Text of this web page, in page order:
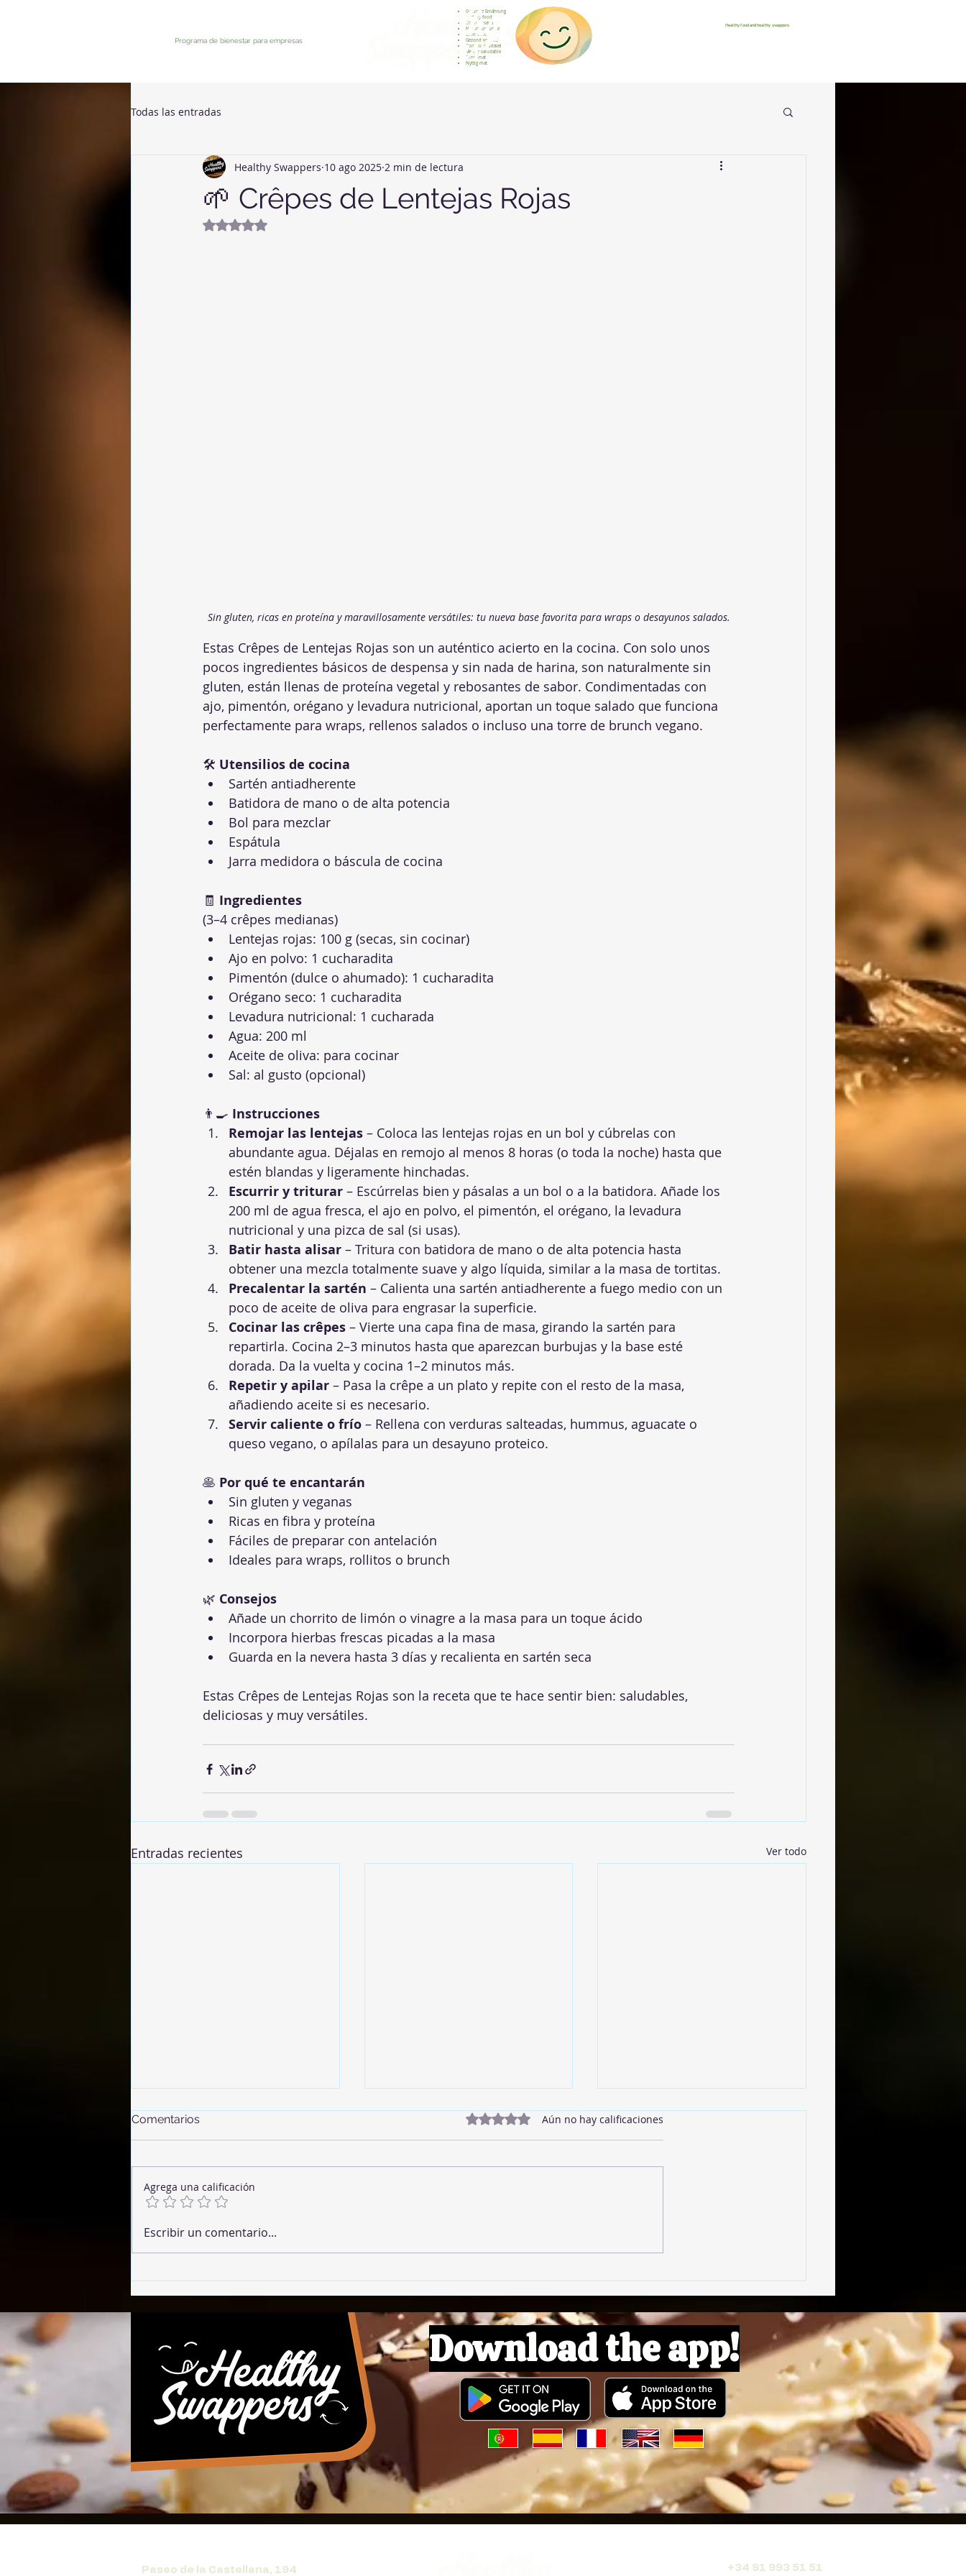
Programa de bienestar para empresas
Gesunde Ernährung
Healthy food
Comida sana
Nourriture saine
Cibo sano
Gezond voedsel
Comida saudável
Menjar saludable
Sunn mat
Nyttig mat
Healthy food and healthy swappers
Todas las entradas
🌱 Crêpes de Lentejas Rojas
Healthy Swappers 10 ago 2025 2 min de lectura
Obtuvo NaN de 5 estrellas.
Sin gluten, ricas en proteína y maravillosamente versátiles: tu nueva base favorita para wraps o desayunos salados.
Estas Crêpes de Lentejas Rojas son un auténtico acierto en la cocina. Con solo unos
pocos ingredientes básicos de despensa y sin nada de harina, son naturalmente sin
gluten, están llenas de proteína vegetal y rebosantes de sabor. Condimentadas con
ajo, pimentón, orégano y levadura nutricional, aportan un toque salado que funciona
perfectamente para wraps, rellenos salados o incluso una torre de brunch vegano.
🛠 Utensilios de cocina
Sartén antiadherente
Batidora de mano o de alta potencia
Bol para mezclar
Espátula
Jarra medidora o báscula de cocina
🧾 Ingredientes
(3–4 crêpes medianas)
Lentejas rojas: 100 g (secas, sin cocinar)
Ajo en polvo: 1 cucharadita
Pimentón (dulce o ahumado): 1 cucharadita
Orégano seco: 1 cucharadita
Levadura nutricional: 1 cucharada
Agua: 200 ml
Aceite de oliva: para cocinar
Sal: al gusto (opcional)
👨‍🍳 Instrucciones
Remojar las lentejas – Coloca las lentejas rojas en un bol y cúbrelas con
abundante agua. Déjalas en remojo al menos 8 horas (o toda la noche) hasta que
estén blandas y ligeramente hinchadas.
Escurrir y triturar – Escúrrelas bien y pásalas a un bol o a la batidora. Añade los
200 ml de agua fresca, el ajo en polvo, el pimentón, el orégano, la levadura
nutricional y una pizca de sal (si usas).
Batir hasta alisar – Tritura con batidora de mano o de alta potencia hasta
obtener una mezcla totalmente suave y algo líquida, similar a la masa de tortitas.
Precalentar la sartén – Calienta una sartén antiadherente a fuego medio con un
poco de aceite de oliva para engrasar la superficie.
Cocinar las crêpes – Vierte una capa fina de masa, girando la sartén para
repartirla. Cocina 2–3 minutos hasta que aparezcan burbujas y la base esté
dorada. Da la vuelta y cocina 1–2 minutos más.
Repetir y apilar – Pasa la crêpe a un plato y repite con el resto de la masa,
añadiendo aceite si es necesario.
Servir caliente o frío – Rellena con verduras salteadas, hummus, aguacate o
queso vegano, o apílalas para un desayuno proteico.
🥞 Por qué te encantarán
Sin gluten y veganas
Ricas en fibra y proteína
Fáciles de preparar con antelación
Ideales para wraps, rollitos o brunch
🌿 Consejos
Añade un chorrito de limón o vinagre a la masa para un toque ácido
Incorpora hierbas frescas picadas a la masa
Guarda en la nevera hasta 3 días y recalienta en sartén seca
Estas Crêpes de Lentejas Rojas son la receta que te hace sentir bien: saludables,
deliciosas y muy versátiles.
Entradas recientes Ver todo
Comentarios Obtuvo 0 de 5 estrellas.
Aún no hay calificaciones
Agrega una calificación
Escribir un comentario...
Download the app!
Paseo de la Castellana, 194
+34 91 993 51 51